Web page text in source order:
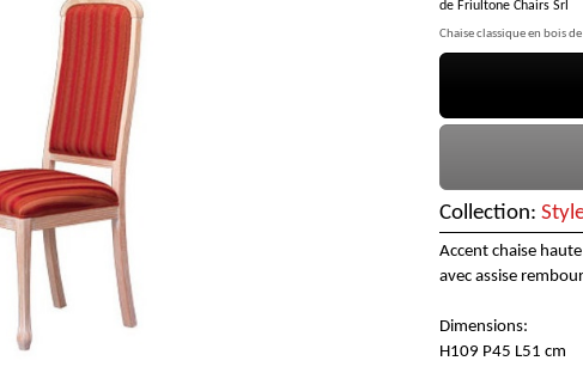
de Friultone Chairs Srl
Chaise classique en bois
Collection:
Accent chaise
avec assise
Dimensions:
H109 P45 L51 cm